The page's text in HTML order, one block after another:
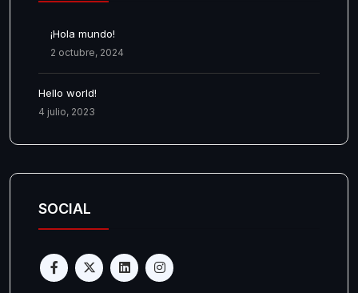
¡Hola mundo!
2 octubre, 2024
Hello world!
4 julio, 2023
SOCIAL